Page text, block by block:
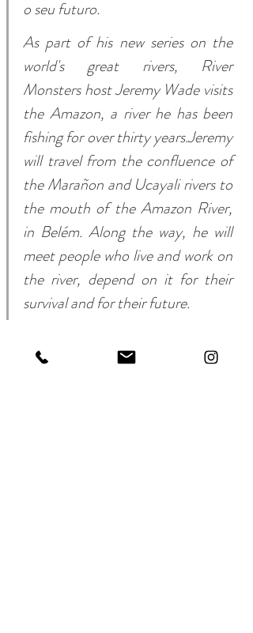
As part of his new series on the
world's great rivers, River
Monsters host Jeremy Wade visits
the Amazon, a river he has been
fishing for over thirty years.Jeremy
will travel from the confluence of
the Marañon and Ucayali rivers to
the mouth of the Amazon River,
in Belém. Along the way, he will
meet people who live and work on
the river, depend on it for their
survival and for their future.
Posts recentes Ver tudo